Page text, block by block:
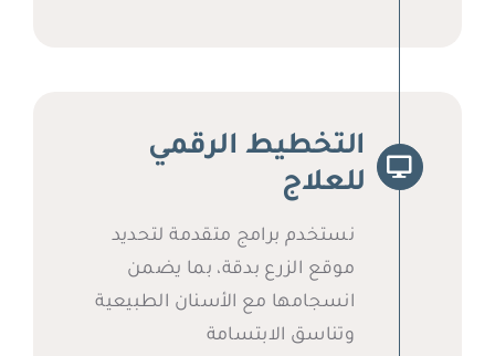
التخطيط الرقمي
للعلاج
نستخدم برامج متقدمة لتحديد
موقع الزرع بدقة، بما يضمن
انسجامها مع الأسنان الطبيعية
وتناسق الابتسامة